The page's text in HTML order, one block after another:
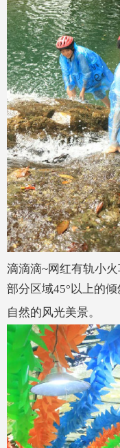
滴滴滴~网红有轨小火
部分区域45°以上的
自然的风光美景。